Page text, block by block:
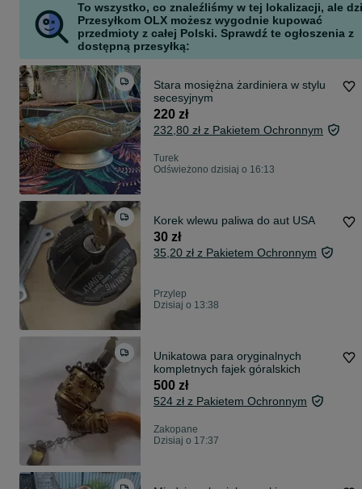
To wszystko, co znaleźliśmy w tej lokalizacji, ale
Przesyłkom OLX możesz wygodnie kupować
przedmioty z całej Polski. Sprawdź te ogłoszenia z
dostępną przesyłką:
Stara mosiężna żardiniera w stylu
secesyjnym
220 zł
232,80 zł z Pakietem Ochronnym
Turek
Odświeżono dzisiaj o 16:13
Korek wlewu paliwa do aut USA
30 zł
35,20 zł z Pakietem Ochronnym
Przylep
Dzisiaj o 13:38
Unikatowa para oryginalnych
kompletnych fajek góralskich
500 zł
524 zł z Pakietem Ochronnym
Zakopane
Dzisiaj o 17:37